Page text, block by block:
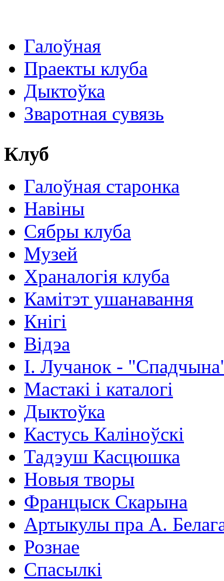
Галоўная
Праекты клуба
Дыктоўка
Зваротная сувязь
Клуб
Галоўная старонка
Навіны
Сябры клуба
Музей
Храналогія клуба
Камітэт ушанавання
Кнігі
Відэа
І. Лучанок -
Мастакі i каталогi
Дыктоўка
Кастусь Каліноўскі
Тадэуш Касцюшка
Новыя творы
Францыск Скарына
Артыкулы пра А.
Рознае
Спасылкі